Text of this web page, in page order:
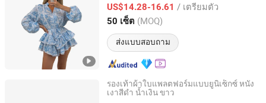
US$14.28-16.61 / เตรียมตัว
50 เซ็ต (MOQ)
ส่งแบบสอบถาม
Guangdong, China อัตราจาก 2026
รองเท้าผ้าใบแพลตฟอร์มแบบยูนิเซ็กซ์ หนัง
เงาสีดำ น้ำเงิน ขาว
Quanzhou Fengze District Siquan Technology Co., Ltd.